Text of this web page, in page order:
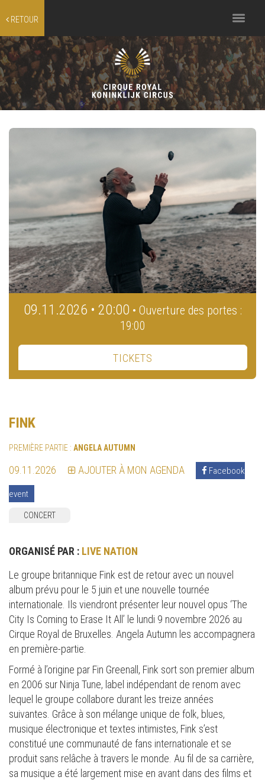
RETOUR
Toggle
navigation
09.11.2026 • 20:00 • Ouverture des portes :
19:00
TICKETS
FINK
PREMIÈRE PARTIE : ANGELA AUTUMN
09.11.2026 AJOUTER À MON AGENDA Facebook
event
CONCERT
ORGANISÉ PAR : LIVE NATION
Le groupe britannique Fink est de retour avec un nouvel
album prévu pour le 5 juin et une nouvelle tournée
internationale. Ils viendront présenter leur nouvel opus ‘The
City Is Coming to Erase It All’ le lundi 9 novembre 2026 au
Cirque Royal de Bruxelles. Angela Autumn les accompagnera
en première-partie.
Formé à l’origine par Fin Greenall, Fink sort son premier album
en 2006 sur Ninja Tune, label indépendant de renom avec
lequel le groupe collabore durant les treize années
suivantes. Grâce à son mélange unique de folk, blues,
musique électronique et textes intimistes, Fink s’est
constitué une communauté de fans internationale et se
produit sans relâche à travers le monde. Au fil de sa carrière,
sa musique a été largement mise en avant dans des films et